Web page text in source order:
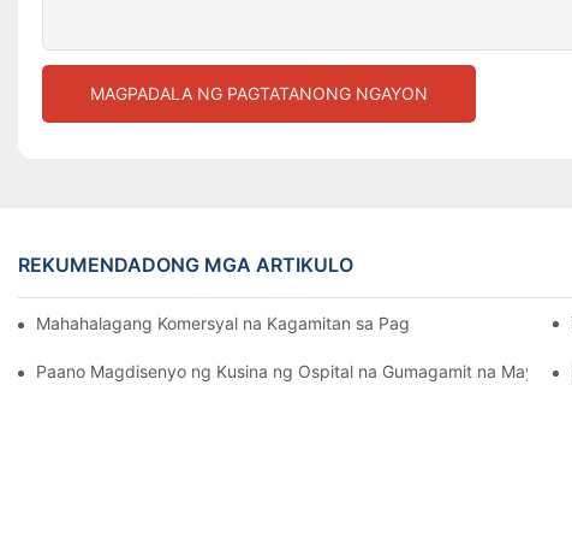
MAGPADALA NG PAGTATANONG NGAYON
REKUMENDADONG MGA ARTIKULO
Mahahalagang Komersyal na Kagamitan sa Pagluluto Para sa
Paano Magdisenyo ng Kusina ng Ospital na Gumagamit na May